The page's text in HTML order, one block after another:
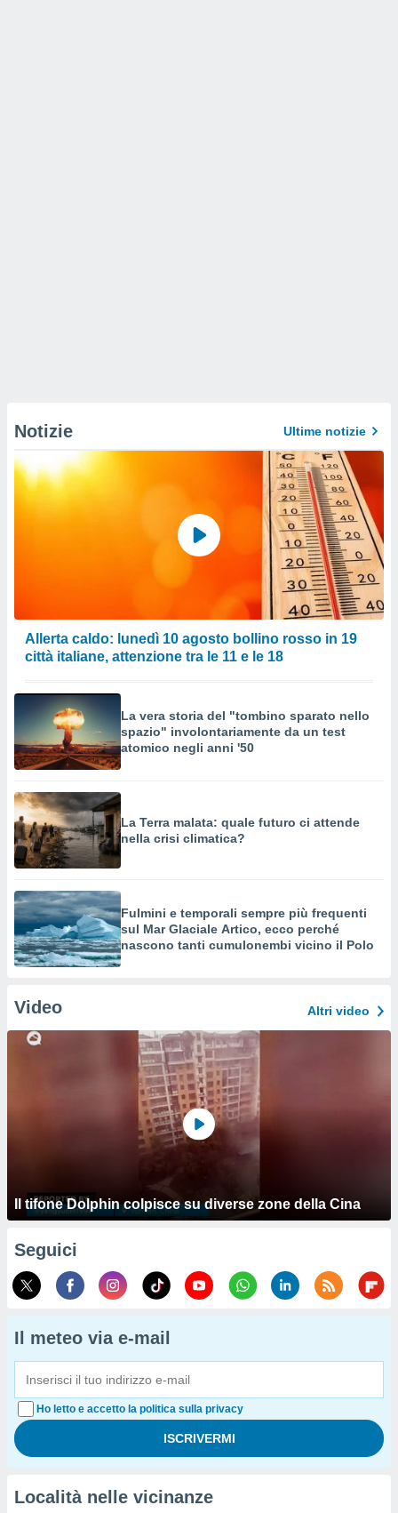
Notizie Ultime notizie
Allerta caldo: lunedì 10 agosto bollino rosso in 19
città italiane, attenzione tra le 11 e le 18
La vera storia del "tombino sparato nello
spazio" involontariamente da un test
atomico negli anni '50
La Terra malata: quale futuro ci attende
nella crisi climatica?
Fulmini e temporali sempre più frequenti
sul Mar Glaciale Artico, ecco perché
nascono tanti cumulonembi vicino il Polo
Video Altri video
Il tifone Dolphin colpisce su diverse zone della Cina
Seguici
Il meteo via e-mail
Ho letto e accetto la politica sulla privacy
Località nelle vicinanze